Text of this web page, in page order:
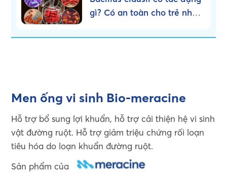
gì? Có an toàn cho trẻ nhỏ
Men ống vi sinh Bio-meracine
Hỗ trợ bổ sung lợi khuẩn, hỗ trợ cải thiện hệ vi sinh
vật đường ruột. Hỗ trợ giảm triệu chứng rối loạn
tiêu hóa do loạn khuẩn đường ruột.
Sản phẩm của